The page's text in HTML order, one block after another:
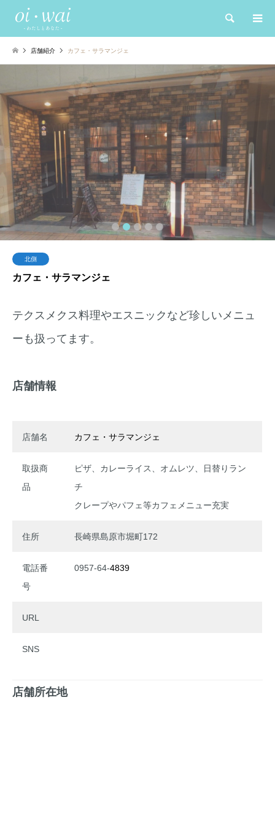
検索
店舗紹介 カフェ・サラマンジェ
2 3 4 5
北側
カフェ・サラマンジェ
テクスメクス料理やエスニックなど珍しいメニュ
ーも扱ってます。
店舗情報
店舗名 カフェ・サラマンジェ
取扱商
品
ピザ、カレーライス、オムレツ、日替りラン
チ
クレープやパフェ等カフェメニュー充実
住所 長崎県島原市堀町172
電話番
号
0957-64-4839
URL
SNS
店舗所在地